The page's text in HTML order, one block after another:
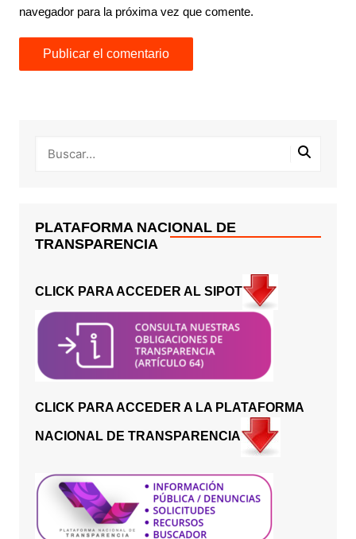
navegador para la próxima vez que comente.
PLATAFORMA NACIONAL DE
TRANSPARENCIA
CLICK PARA ACCEDER AL SIPOT
CLICK PARA ACCEDER A LA PLATAFORMA
NACIONAL DE TRANSPARENCIA